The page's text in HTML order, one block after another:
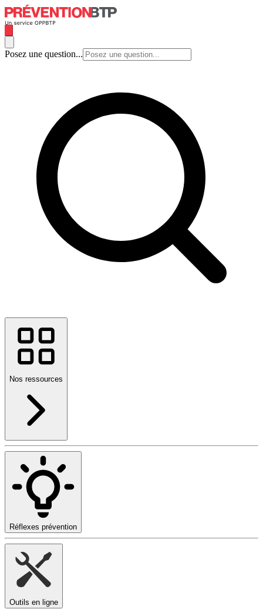
Posez une question...
Nos ressources
Réflexes prévention
Outils en ligne